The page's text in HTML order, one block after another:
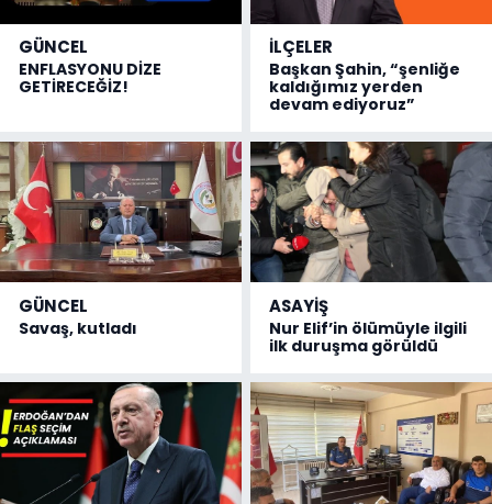
GÜNCEL
ENFLASYONU DİZE
GETİRECEĞİZ!
İLÇELER
Başkan Şahin, “şenliğe
kaldığımız yerden
devam ediyoruz”
GÜNCEL
Savaş, kutladı
ASAYİŞ
Nur Elif’in ölümüyle ilgili
ilk duruşma görüldü